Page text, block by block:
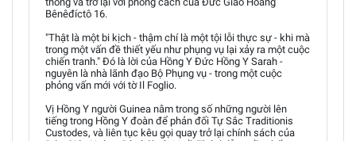
Bênêđíctô 16.
"Thật là một bi kịch - thậm chí là một tội lỗi thực sự - khi mà
trong một vấn đề thiết yếu như phụng vụ lại xảy ra một cuộc
chiến tranh." Đó là lời của Hồng Y Đức Hồng Y Sarah -
nguyên là nhà lãnh đạo Bộ Phụng vụ - trong một cuộc
phỏng vấn mới với tờ Il Foglio.
Vị Hồng Y người Guinea nằm trong số những người lên
tiếng trong Hồng Y đoàn để phản đối Tự Sắc Traditionis
Custodes, và liên tục kêu gọi quay trở lại chính sách của